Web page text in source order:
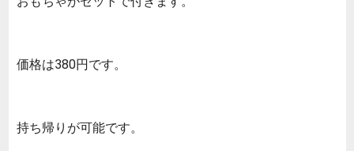
価格は380円です。
持ち帰りが可能です。